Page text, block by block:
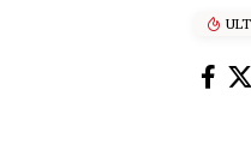
dell’autobotte, operaio in